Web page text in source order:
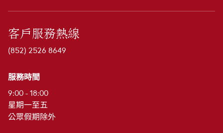
客戶服務熱線
(852) 2526 8649
服務時間
9:00 - 18:00
星期一至五
公眾假期除外